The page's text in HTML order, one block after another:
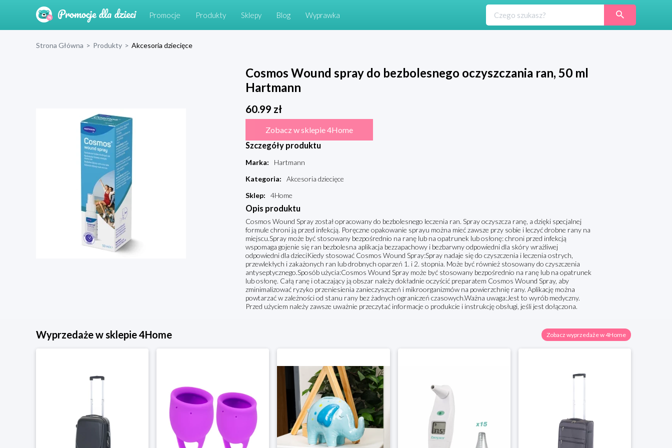
Promocje Produkty Sklepy Blog Wyprawka
Strona Główna > Produkty > Akcesoria dziecięce
Cosmos Wound spray do bezbolesnego oczyszczania ran, 50 ml
Hartmann
60.99 zł
Zobacz w sklepie 4Home
Szczegóły produktu
Marka:
Hartmann
Kategoria:
Akcesoria dziecięce
Sklep: 4Home
Opis produktu
Cosmos Wound Spray został opracowany do bezbolesnego leczenia ran. Spray oczyszcza ranę, a dzięki specjalnej
formule chroni ją przed infekcją. Poręczne opakowanie sprayu można mieć zawsze przy sobie i leczyć drobne rany na
miejscu.Spray może być stosowany bezpośrednio na ranę lub na opatrunek lub osłonę: chroni przed infekcją
wspomaga gojenie się ran bezbolesna aplikacja bezzapachowy i bezbarwny odpowiedni dla skóry wrażliwej
odpowiedni dla dzieciKiedy stosować Cosmos Wound Spray:Spray nadaje się do czyszczenia i leczenia ostrych,
przewlekłych i zakażonych ran lub drobnych oparzeń 1. i 2. stopnia. Może być również stosowany do czyszczenia
antyseptycznego.Sposób użycia:Cosmos Wound Spray może być stosowany bezpośrednio na ranę lub na opatrunek
lub osłonę. Całą ranę i otaczający ją obszar należy dokładnie oczyścić preparatem Cosmos Wound Spray, aby
zminimalizować ryzyko przeniesienia zanieczyszczeń i mikroorganizmów na powierzchnię rany. Aplikację można
powtarzać w zależności od stanu rany bez żadnych ograniczeń czasowych.Ważna uwaga:Jest to wyrób medyczny.
Przed użyciem należy zawsze uważnie przeczytać informacje o produkcie i instrukcję obsługi, jeśli jest dołączona.
Wyprzedaże w sklepie 4Home Zobacz wyprzedaże w 4Home